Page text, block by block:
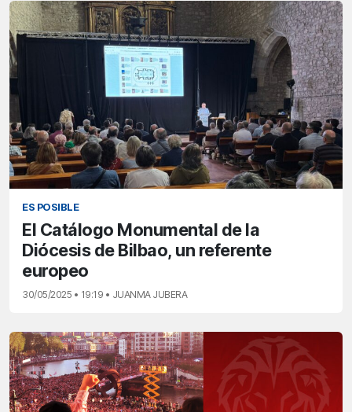
ES POSIBLE
El Catálogo Monumental de la
Diócesis de Bilbao, un referente
europeo
30/05/2025 • 19:19 • JUANMA JUBERA